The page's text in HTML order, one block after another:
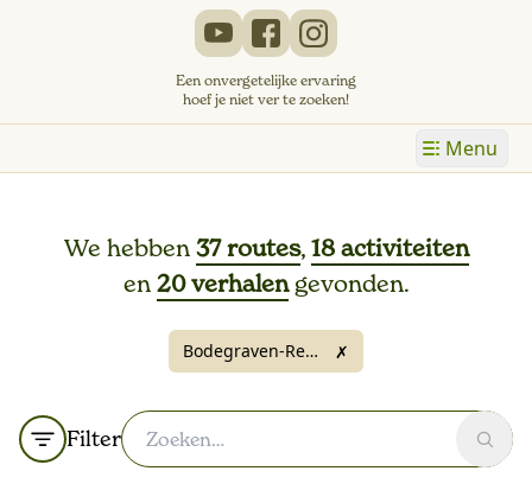
Een onvergetelijke ervaring
hoef je niet ver te zoeken!
Menu
We hebben37 routes,18 activiteiten
en20 verhalengevonden.
Bodegraven-Reeuwijk ✗
Filter